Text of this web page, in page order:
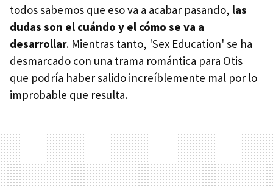
todos sabemos que eso va a acabar pasando, las
dudas son el cuándo y el cómo se va a
desarrollar. Mientras tanto, 'Sex Education' se ha
desmarcado con una trama romántica para Otis
que podría haber salido increíblemente mal por lo
improbable que resulta.